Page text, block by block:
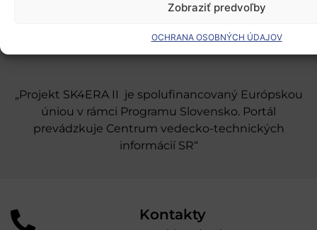
Zobraziť predvoľby
OCHRANA OSOBNÝCH ÚDAJOV
Odber noviniek
„Projekt SK4ERA II je spolufinancovaný Európskou
úniou v rámci Programu Slovensko. Portál
prevádzkuje Centrum vedecko-technických
informácií SR“
Kontakty